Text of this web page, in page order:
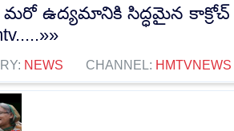
: మరో ఉద్యమానికి సిద్ధమైన
NEWS CHANNEL: HMTVNEWS